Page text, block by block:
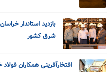
بازدید استاندار
شرق کشور
افتخارآفرینی همکاران